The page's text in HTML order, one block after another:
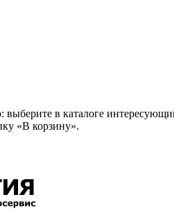
выберите в каталоге
«В корзину».